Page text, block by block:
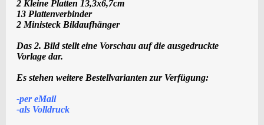
2 Kleine Platten 13,3x6,7cm
13 Plattenverbinder
2 Ministeck Bildaufhänger
Das 2. Bild stellt eine Vorschau auf die ausgedruckte
Vorlage dar.
Es stehen weitere Bestellvarianten zur Verfügung:
-per eMail
-als Volldruck